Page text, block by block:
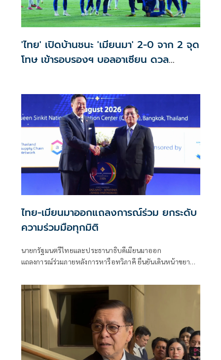
'ไทย' เปิดบ้านชนะ 'เมียนมา' 2-0 จาก 2 จุด
โทษ เข้ารอบรองฯ บอลอาเซียน ดวล
ไทย-เมียนมาออกแถลงการณ์ร่วม ยกระดับ
ความร่วมมือทุกมิติ
นายกรัฐมนตรีไทยและประธานาธิบดีเมียนมาออก
แถลงการณ์ร่วมภายหลังการหารือทวิภาคี ยืนยันเดินหน้าขยาย
ปราบปรามอาชญากรรมข้ามชา